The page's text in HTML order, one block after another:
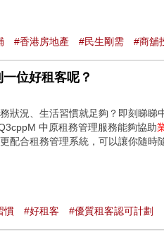
#香港房地產 #民生剛需 #商舖
位好租客呢？
狀況、生活習慣就足夠？即刻睇睇
中原租務管理服務能夠協助
配合租務管理系統，可以讓你隨時
慣 #好租客 #優質租客認可計劃